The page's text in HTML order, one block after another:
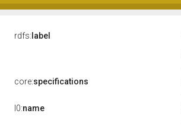
rdfs: label
core:specifications
l0:name